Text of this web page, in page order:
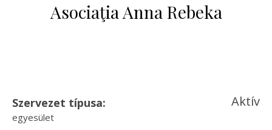
Asociaţia Anna Rebeka
Szervezet típusa:
egyesület
Aktív